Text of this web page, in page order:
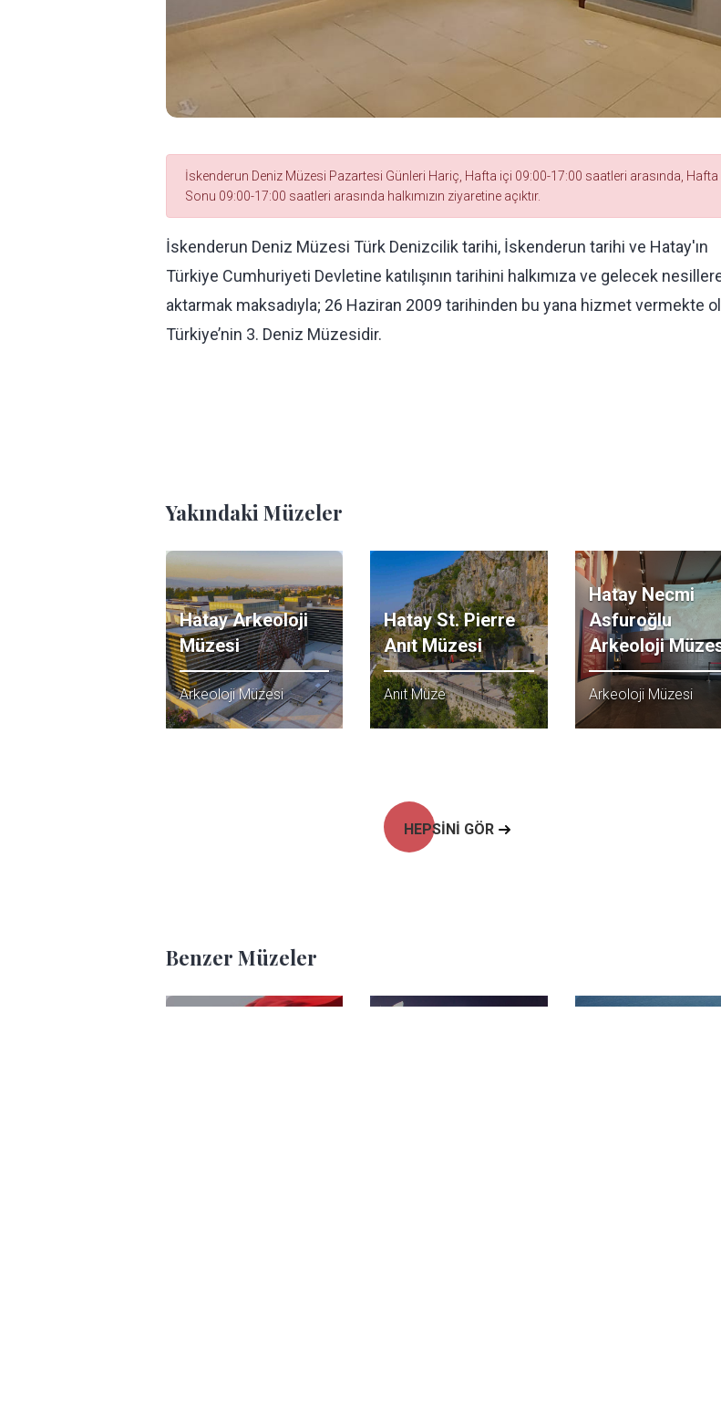
İskenderun Deniz Müzesi Pazartesi Günleri Hariç, Hafta içi 09:00-17:00 saatleri arasında, Hafta
Sonu 09:00-17:00 saatleri arasında halkımızın ziyaretine açıktır.
İskenderun Deniz Müzesi Türk Denizcilik tarihi, İskenderun tarihi ve Hatay'ın
Türkiye Cumhuriyeti Devletine katılışının tarihini halkımıza ve gelecek
aktarmak maksadıyla; 26 Haziran 2009 tarihinden bu yana hizmet vermekte
Türkiye’nin 3. Deniz Müzesidir.
Yakındaki Müzeler
Hatay Arkeoloji
Müzesi
Arkeoloji Müzesi
Hatay St. Pierre
Anıt Müzesi
Anıt Müze
Hatay Necmi
Asfuroğlu
Arkeoloji
Arkeoloji Müzesi
HEPSİNİ GÖR
Benzer Müzeler